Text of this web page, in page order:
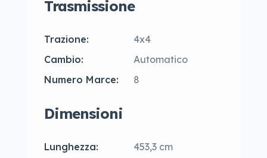
Trasmissione
Trazione:
4x4
Cambio:
Automatico
Numero Marce:
8
Dimensioni
Lunghezza:
453,3 cm